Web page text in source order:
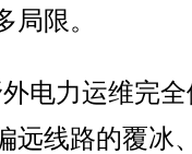
局限。
力运维完全
远线路的覆冰